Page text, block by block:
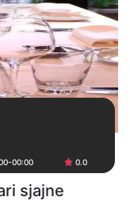
00:00 0.0
sjajne